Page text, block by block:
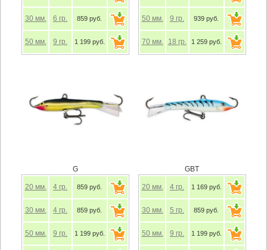
30 мм. 6 гр. 859 руб.
50 мм. 9 гр. 1 199 руб.
50 мм. 9 гр. 939 руб.
70 мм. 18 гр. 1 259 руб.
G
20 мм. 4 гр. 859 руб.
30 мм. 4 гр. 859 руб.
50 мм. 9 гр. 1 199 руб.
GBT
20 мм. 4 гр. 1 169 руб.
30 мм. 5 гр. 859 руб.
50 мм. 9 гр. 1 199 руб.